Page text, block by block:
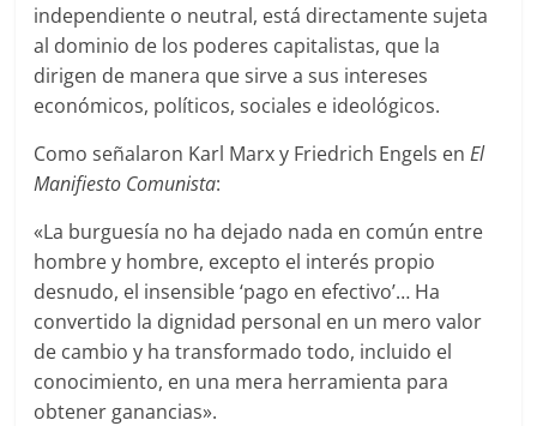
independiente o neutral, está directamente sujeta
al dominio de los poderes capitalistas, que la
dirigen de manera que sirve a sus intereses
económicos, políticos, sociales e ideológicos.
Como señalaron Karl Marx y Friedrich Engels enEl
Manifiesto Comunista:
«La burguesía no ha dejado nada en común entre
hombre y hombre, excepto el interés propio
desnudo, el insensible ‘pago en efectivo’… Ha
convertido la dignidad personal en un mero valor
de cambio y ha transformado todo, incluido el
conocimiento, en una mera herramienta para
obtener ganancias».